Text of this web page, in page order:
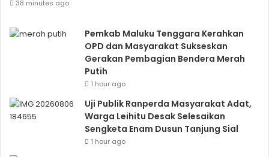
38 minutes ago
Pemkab Maluku Tenggara Kerahkan
OPD dan Masyarakat Sukseskan
Gerakan Pembagian Bendera Merah
Putih
1 hour ago
Uji Publik Ranperda Masyarakat Adat,
Warga Leihitu Desak Selesaikan
Sengketa Enam Dusun Tanjung Sial
1 hour ago